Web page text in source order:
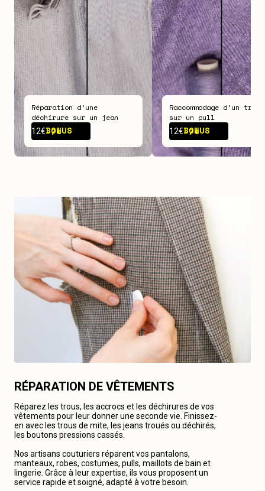
Réparation d‘une
déchirure sur un jean
12€BONUS -7€
Raccommodage d‘un trou
sur un pull
12€BONUS -7€
RÉPARATION DE VÊTEMENTS
Réparez les trous, les accrocs et les déchirures de vos
vêtements pour leur donner une seconde vie. Finissez-
en avec les trous de mite, les jeans troués ou déchirés,
les boutons pressions cassés.
Nos artisans couturiers réparent vos pantalons,
manteaux, robes, costumes, pulls, maillots de bain et
lingerie. Grâce à leur expertise, ils vous proposent un
service rapide et soigné, adapté à votre besoin.